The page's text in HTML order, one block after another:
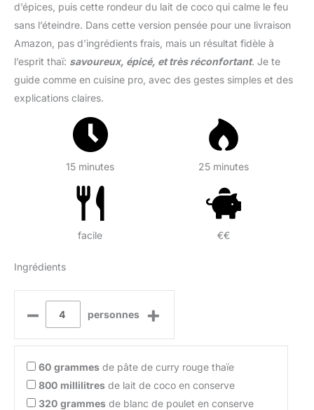
d’épices, puis cette rondeur du lait de coco qui calme le feu
sans l’éteindre. Dans cette version pensée pour une livraison
Amazon, pas d’ingrédients frais, mais un résultat fidèle à
l’esprit thaï: savoureux, épicé, et très réconfortant. Je te
guide comme en cuisine pro, avec des gestes simples et des
explications claires.
15 minutes 25 minutes
facile €€
Ingrédients
– personnes +
60 grammes de pâte de curry rouge thaïe
800 millilitres de lait de coco en conserve
320 grammes de blanc de poulet en conserve